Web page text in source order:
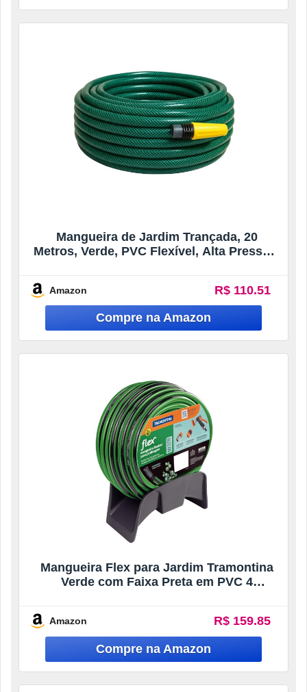
Mangueira de Jardim Trançada, 20
Metros, Verde, PVC Flexível, Alta Pressão,
Amazon R$ 110.51
Mangueira Flex para Jardim Tramontina
Verde com Faixa Preta em PVC 4
Amazon R$ 159.85